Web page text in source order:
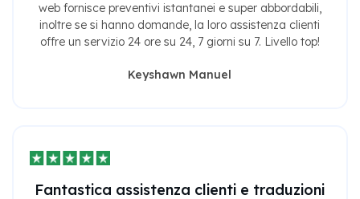
web fornisce preventivi istantanei e super abbordabili,
inoltre se si hanno domande, la loro assistenza clienti
offre un servizio 24 ore su 24, 7 giorni su 7. Livello top!
Keyshawn Manuel
Fantastica assistenza clienti e traduzioni